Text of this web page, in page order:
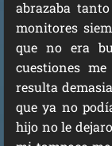
abrazaba
monitores
que no era
cuestiones
resulta
que ya no
hijo no le